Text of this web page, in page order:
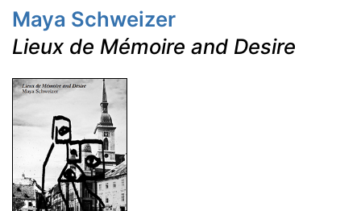
Maya Schweizer
Lieux de Mémoire and Desire